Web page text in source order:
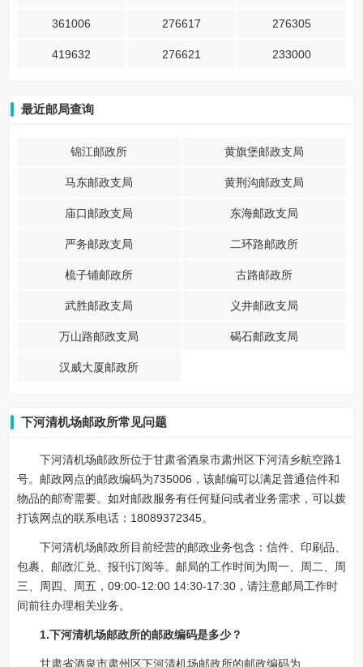
361006 276617 276305
419632 276621 233000
最近邮局查询
锦江邮政所 黄旗堡邮政支局
马东邮政支局 黄荆沟邮政支局
庙口邮政支局 东海邮政支局
严务邮政支局 二环路邮政所
梳子铺邮政所 古路邮政所
武胜邮政支局 义井邮政支局
万山路邮政支局 碣石邮政支局
汉威大厦邮政所
下河清机场邮政所常见问题
下河清机场邮政所位于甘肃省酒泉市肃州区下河清乡航空路1
号。邮政网点的邮政编码为735006，该邮编可以满足普通信件和
物品的邮寄需要。如对邮政服务有任何疑问或者业务需求，可以拨
打该网点的联系电话：18089372345。
下河清机场邮政所目前经营的邮政业务包含：信件、印刷品、
包裹、邮政汇兑、报刊订阅等。邮局的工作时间为周一、周二、周
三、周四、周五，09:00-12:00 14:30-17:30，请注意邮局工作时
间前往办理相关业务。
1.下河清机场邮政所的邮政编码是多少？
甘肃省酒泉市肃州区下河清机场邮政所的邮政编码为